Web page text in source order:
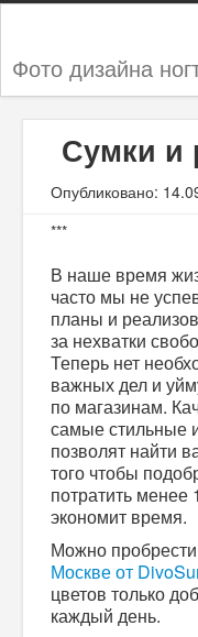
Фото дизайна
Женские секреты
Мода и стиль
Сумки и
Опубликовано:
***
В наше время
часто мы не
планы и
за нехватки
Теперь нет
важных дел и
по магазинам.
самые стильные
позволят найти
того чтобы
потратить менее
экономит время.
Можно
Москве от
цветов только
каждый день.